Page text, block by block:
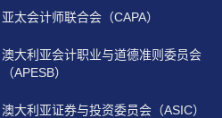
亚太会计师联合会（CAPA）
澳大利亚会计职业与道德准则委员会
（APESB）
澳大利亚证券与投资委员会（ASIC）